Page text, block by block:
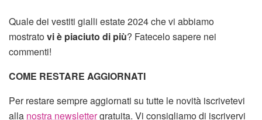
Quale dei vestiti gialli estate 2024 che vi abbiamo
mostratovi è piaciuto di più? Fatecelo sapere nei
commenti!
COME RESTARE AGGIORNATI
Per restare sempre aggiornati su tutte le novità iscrivetevi
alla nostra newslettergratuita. Vi consigliamo di iscrivervi